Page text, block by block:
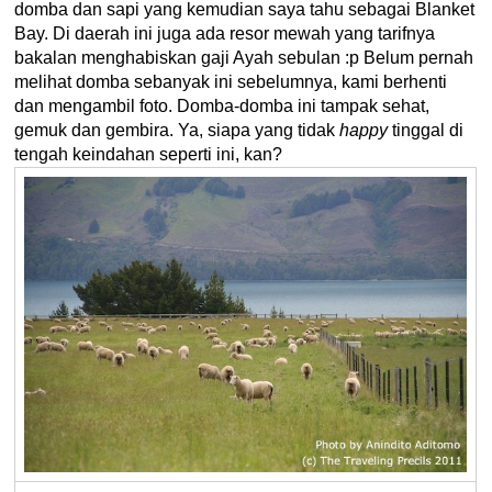
domba dan sapi yang kemudian saya tahu sebagai Blanket
Bay. Di daerah ini juga ada resor mewah yang tarifnya
bakalan menghabiskan gaji Ayah sebulan :p Belum pernah
melihat domba sebanyak ini sebelumnya, kami berhenti
dan mengambil foto. Domba-domba ini tampak sehat,
gemuk dan gembira. Ya, siapa yang tidakhappytinggal di
tengah keindahan seperti ini, kan?